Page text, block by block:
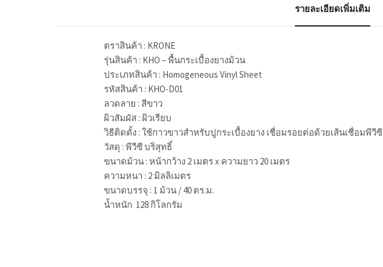
รายละเอียดเพิ่มเติม
ตราสินค้า : KRONE
รุ่นสินค้า : KHO – พื้นกระเบื้องยางม้วน
ประเภทสินค้า : Homogeneous Vinyl Sheet
รหัสสินค้า : KHO-D01
ลวดลาย : สีขาว
ผิวสัมผัส : ผิวเรียบ
วิธีติดตั้ง : ใช้กาวขาวสำหรับปูกระเบื้องยาง เชื่อมรอยต่อด้วยเส้นเชื่อมพีวีซี
วัสดุ : พีวีซี บริสุทธิ์
ขนาดม้วน : หน้ากว้าง 2 เมตร x ความยาว 20 เมตร
ความหนา : 2 มิลลิเมตร
ขนาดบรรจุ : 1 ม้วน / 40 ตร.ม.
น้ำหนัก 128 กิโลกรัม